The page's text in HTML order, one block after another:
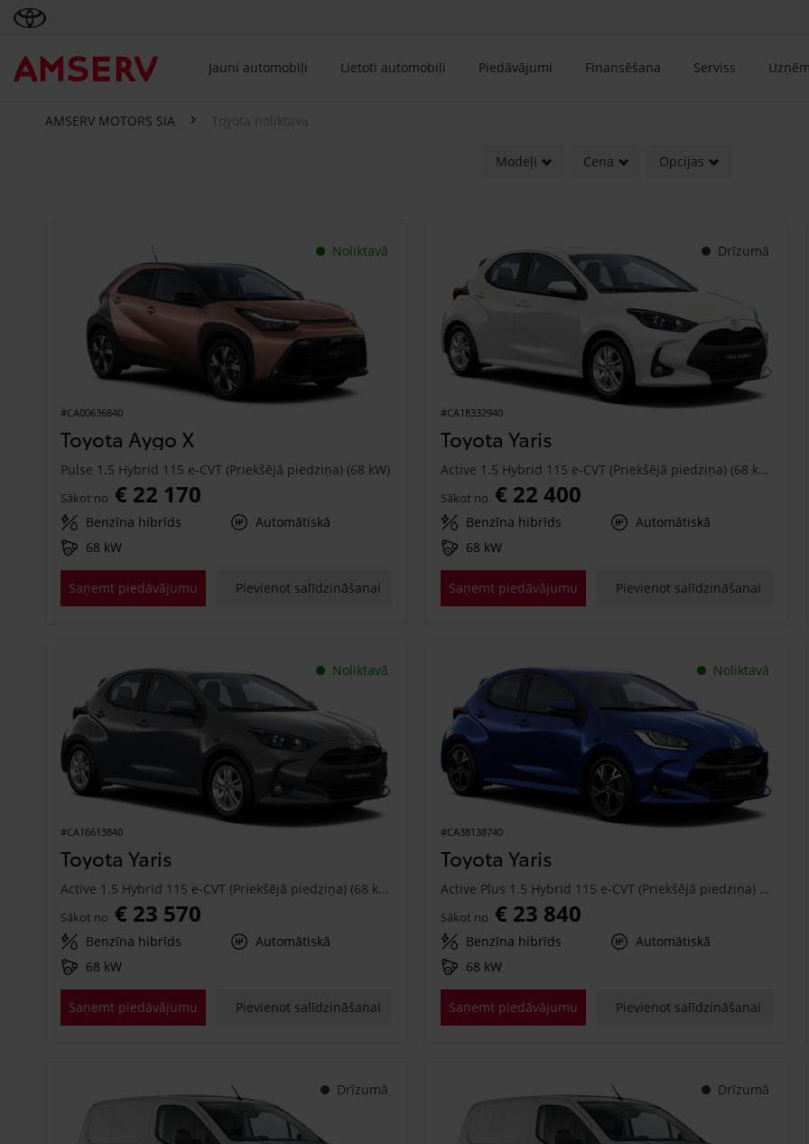
Jauni automobiļi Lietoti automobiļi Piedāvājumi Finansēšana Serviss
AMSERV MOTORS SIA Toyota noliktava
Modeļi Cena Opcijas
Noliktavā
#CA00636840
Toyota Aygo X
Pulse 1.5 Hybrid 115 e-CVT (Priekšējā piedziņa) (68 kW)
Sākot no € 22 170
Benzīna hibrīds
Automātiskā
68 kW
Saņemt piedāvājumu Pievienot salīdzināšanai
Drīzumā
#CA18332940
Toyota Yaris
Active 1.5 Hybrid 115 e-CVT (Priekšējā piedziņa) (68 kW)
Sākot no € 22 400
Benzīna hibrīds
Automātiskā
68 kW
Saņemt piedāvājumu Pievienot salīdzināšanai
Noliktavā
#CA16613840
Toyota Yaris
Active 1.5 Hybrid 115 e-CVT (Priekšējā piedziņa) (68 kW)
Sākot no € 23 570
Benzīna hibrīds
Automātiskā
68 kW
Saņemt piedāvājumu Pievienot salīdzināšanai
Noliktavā
#CA38138740
Toyota Yaris
Active Plus 1.5 Hybrid 115 e-CVT (Priekšējā piedziņa) (68 kW)
Sākot no € 23 840
Benzīna hibrīds
Automātiskā
68 kW
Saņemt piedāvājumu Pievienot salīdzināšanai
Drīzumā Drīzumā